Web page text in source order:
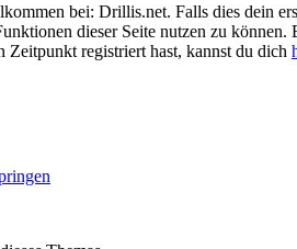
bei: Drillis.net. Falls dies dein
dieser Seite nutzen zu können.
Zeitpunkt registriert hast, kannst du dich